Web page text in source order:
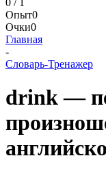
0 / 1
Опыт0
Очки0
Главная
-
Словарь-Тренажер
drink —